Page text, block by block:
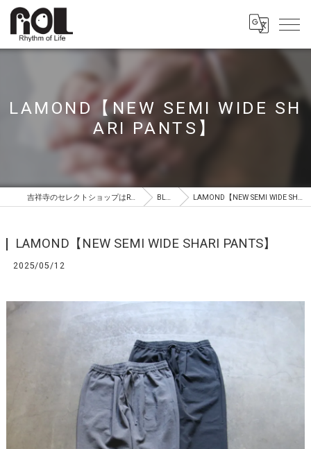
LAMOND【NEW SEMI WIDE SH
ARI PANTS】
吉祥寺のセレクトショップはROL（ロル） BLOG LAMOND【NEW SEMI WIDE SHARI PANTS】
LAMOND【NEW SEMI WIDE SHARI PANTS】
2025/05/12